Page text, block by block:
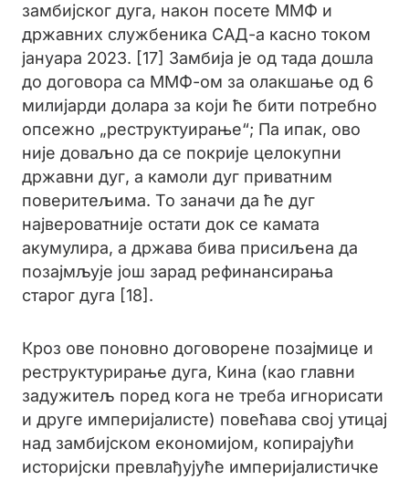
замбијског дуга, након посете ММФ и
државних службеника САД-а касно током
јануара 2023. [17] Замбија је од тада дошла
до договора са ММФ-ом за олакшање од 6
милијарди долара за који ће бити потребно
опсежно „реструктуирање“; Па ипак, ово
није доваљно да се покрије целокупни
државни дуг, а камоли дуг приватним
поверитељима. То заначи да ће дуг
највероватније остати док се камата
акумулира, а држава бива присиљена да
позајмљује још зарад рефинансирања
старог дуга [18].
Кроз ове поновно договорене позајмице и
реструктурирање дуга, Кина (као главни
задужитељ поред кога не треба игнорисати
и друге империјалисте) повећава свој утицај
над замбијском економијом, копирајући
историјски превлађујуће империјалистичке